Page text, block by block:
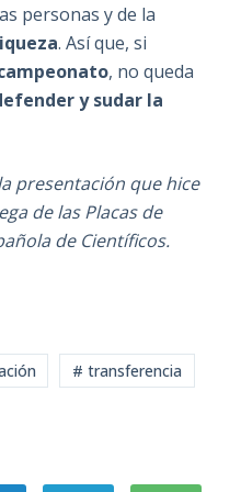
personas y de la
. Así que, si
, no queda
y sudar la
presentación que hice
de las Placas de
de Científicos.
# transferencia